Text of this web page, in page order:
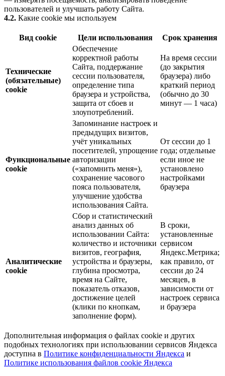
пользователей и улучшать работу Сайта.
4.2. Какие cookie мы используем
Вид cookie Цели использования Срок хранения
Технические
(обязательные)
cookie
Обеспечение
корректной работы
Сайта, поддержание
сессии пользователя,
определение типа
браузера и устройства,
защита от сбоев и
злоупотреблений.
На время сессии
(до закрытия
браузера) либо
краткий период
(обычно до 30
минут — 1 часа)
Функциональные
cookie
Запоминание настроек и
предыдущих визитов,
учёт уникальных
посетителей, упрощение
авторизации
(«запомнить меня»),
сохранение часового
пояса пользователя,
улучшение удобства
использования Сайта.
От сессии до 1
года; отдельные
если иное не
установлено
настройками
браузера
Аналитические
cookie
Сбор и статистический
анализ данных об
использовании Сайта:
количество и источники
визитов, география,
устройства и браузеры,
глубина просмотра,
время на Сайте,
показатель отказов,
достижение целей
(клики по кнопкам,
заполнение форм).
В сроки,
установленные
сервисом
Яндекс.Метрика;
как правило, от
сессии до 24
месяцев, в
зависимости от
настроек сервиса
и браузера
Дополнительная информация о файлах cookie и других
подобных технологиях при использовании сервисов Яндекса
доступна в Политике конфиденциальности Яндекса и
Политике использования файлов cookie Яндекса